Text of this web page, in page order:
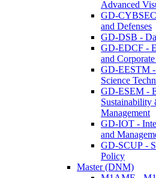
Advanced
GD-
and Defenses
GD-DSB -
GD-EDCF -
and
GD-EESTM -
Science
GD-ESEM -
Sustainability
Management
GD-IOT -
and
GD-SCUP -
Policy
Master (DNM)